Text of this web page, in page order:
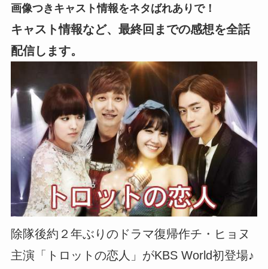
画像つきキャスト情報をネタばれありで！
キャスト情報など、最終回までの感想を全話
配信します。
除隊後約２年ぶりのドラマ復帰作チ・ヒョヌ
主演「トロットの恋人」がKBS World初登場♪